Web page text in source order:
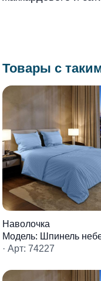
Товары с
Наволочка
Модель: Шпинель
· Арт: 74227